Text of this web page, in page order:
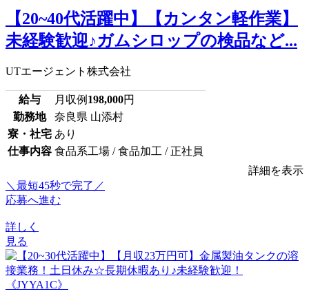
【20~40代活躍中】【カンタン軽作業】
未経験歓迎♪ガムシロップの検品など...
UTエージェント株式会社
給与 月収例 198,000円
勤務地
奈良県 山添村
寮・社宅 あり
仕事内容 食品系工場 / 食品加工 / 正社員
詳細を表示
＼最短45秒で完了／
応募へ進む
詳しく
見る